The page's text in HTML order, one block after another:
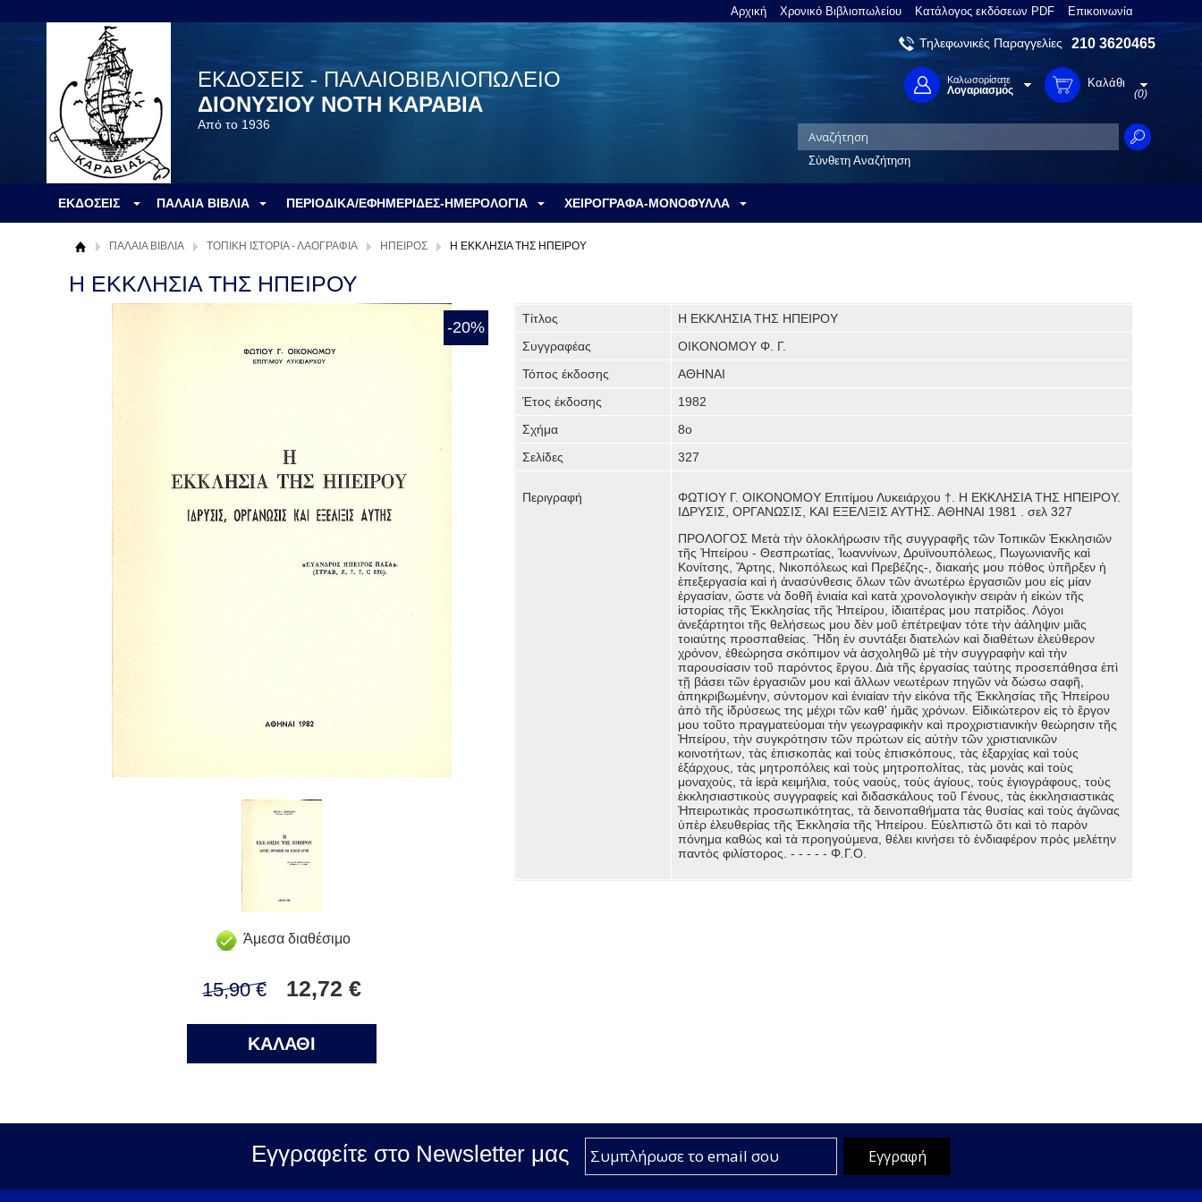
Αρχική Χρονικό Βιβλιοπωλείου Κατάλογος εκδόσεων PDF Επικοινωνία
ΕΚΔΟΣΕΙΣ - ΠΑΛΑΙΟΒΙΒΛΙΟΠΩΛΕΙΟ
ΔΙΟΝΥΣΙΟΥ ΝΟΤΗ ΚΑΡΑΒΙΑ
Από το 1936
Τηλεφωνικές Παραγγελίες 210 3620465
Καλωσορίσατε
Λογαριασμός
Καλάθι
(0)
Σύνθετη Αναζήτηση
ΕΚΔΟΣΕΙΣ ΠΑΛΑΙΑ ΒΙΒΛΙΑ ΠΕΡΙΟΔΙΚΑ/ΕΦΗΜΕΡΙΔΕΣ-ΗΜΕΡΟΛΟΓΙΑ ΧΕΙΡΟΓΡΑΦΑ-ΜΟΝΟΦΥΛΛΑ
ΠΑΛΑΙΑ ΒΙΒΛΙΑ ΤΟΠΙΚΗ ΙΣΤΟΡΙΑ - ΛΑΟΓΡΑΦΙΑ ΗΠΕΙΡΟΣ Η ΕΚΚΛΗΣΙΑ ΤΗΣ ΗΠΕΙΡΟΥ
Η ΕΚΚΛΗΣΙΑ ΤΗΣ ΗΠΕΙΡΟΥ
-20%
Άμεσα διαθέσιμο
15,90 € 12,72 €
ΚΑΛΑΘΙ
Τίτλος
Η ΕΚΚΛΗΣΙΑ ΤΗΣ ΗΠΕΙΡΟΥ
Συγγραφέας
ΟΙΚΟΝΟΜΟΥ Φ. Γ.
Τόπος έκδοσης
ΑΘΗΝΑΙ
Έτος έκδοσης
1982
Σχήμα
8ο
Σελίδες
327
Περιγραφή
ΦΩΤΙΟΥ Γ. ΟΙΚΟΝΟΜΟΥ Επιτίμου Λυκειάρχου †. Η ΕΚΚΛΗΣΙΑ ΤΗΣ ΗΠΕΙΡΟΥ.
ΙΔΡΥΣΙΣ, ΟΡΓΑΝΩΣΙΣ, ΚΑΙ ΕΞΕΛΙΞΙΣ ΑΥΤΗΣ. ΑΘΗΝΑΙ 1981 . σελ 327
ΠΡΟΛΟΓΟΣ Μετὰ τὴν ὁλοκλήρωσιν τῆς συγγραφῆς τῶν Τοπικῶν Ἐκκλησιῶν
τῆς Ἠπείρου - Θεσπρωτίας, Ἰωαννίνων, Δρυϊνουπόλεως, Πωγωνιανῆς καὶ
Κονίτσης, Ἄρτης, Νικοπόλεως καὶ Πρεβέζης-, διακαής μου πόθος ὑπῆρξεν ἡ
ἐπεξεργασία καὶ ἡ ἀνασύνθεσις ὅλων τῶν ἀνωτέρω ἐργασιῶν μου εἰς μίαν
ἐργασίαν, ὥστε νὰ δοθῆ ἑνιαία καὶ κατὰ χρονολογικὴν σειρὰν ἡ εἰκὼν τῆς
ἱστορίας τῆς Ἐκκλησίας τῆς Ἠπείρου, ἰδιαιτέρας μου πατρίδος. Λόγοι
ἀνεξάρτητοι τῆς θελήσεως μου δὲν μοῦ ἐπέτρεψαν τότε τὴν ἀάληψιν μιᾶς
τοιαύτης προσπαθείας. Ἤδη ἐν συντάξει διατελών καὶ διαθέτων ἐλεύθερον
χρόνον, ἐθεώρησα σκόπιμον νὰ ἀσχοληθῶ μὲ τὴν συγγραφὴν καὶ τὴν
παρουσίασιν τοῦ παρόντος ἔργου. Διὰ τῆς ἐργασίας ταύτης προσεπάθησα ἐπὶ
τῇ βάσει τῶν ἐργασιῶν μου καὶ ἄλλων νεωτέρων πηγῶν νὰ δώσω σαφῆ,
ἀπηκριβωμένην, σύντομον καὶ ἐνιαίαν τὴν εἰκόνα τῆς Έκκλησίας τῆς Ἠπείρου
ἀπὸ τῆς ἰδρύσεως της μέχρι τῶν καθ' ἡμᾶς χρόνων. Εἰδικώτερον εἰς τὸ ἔργον
μου τοῦτο πραγματεύομαι τὴν γεωγραφικὴν καὶ προχριστιανικὴν θεώρησιν τῆς
Ἠπείρου, τὴν συγκρότησιν τῶν πρώτων εἰς αὐτὴν τῶν χριστιανικῶν
κοινοτήτων, τὰς ἐπισκοπὰς καὶ τοὺς ἐπισκόπους, τὰς ἐξαρχίας καὶ τοὺς
ἐξάρχους, τὰς μητροπόλεις καὶ τοὺς μητροπολίτας, τὰς μονὰς καὶ τοὺς
μοναχοὺς, τὰ ἱερὰ κειμήλια, τοὺς ναοὺς, τοὺς ἁγίους, τοὺς ἑγιογράφους, τοὺς
ἐκκλησιαστικοὺς συγγραφείς καὶ διδασκάλους τοῦ Γένους, τὰς ἐκκλησιαστικὰς
Ἠπειρωτικὰς προσωπικότητας, τὰ δεινοπαθήματα τὰς θυσίας καὶ τοὺς ἀγῶνας
ὑπὲρ ἐλευθερίας τῆς Ἐκκλησία τῆς Ἠπείρου. Εὐελπιστῶ ὅτι καὶ τὸ παρὸν
πόνημα καθὼς καὶ τὰ προηγούμενα, θέλει κινήσει τὸ ἐνδιαφέρον πρὸς μελέτην
παντὸς φιλίστορος. - - - - - Φ.Γ.Ο.
Εγγραφείτε στο Νewsletter μας